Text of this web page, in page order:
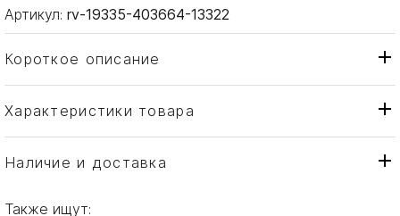
Артикул: rv-19335-403664-13322
Короткое описание
Характеристики товара
Тип товара
Салатник
Бренд
Наличие и доставка
Также ищут: